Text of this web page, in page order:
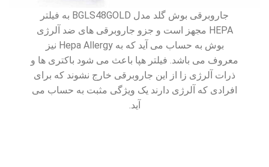
جاروبرقی بوش گلد مدل BGLS48GOLD به فیلتر
HEPA مجهز است و جزو جاروبرقی های ضد آلرژی
بوش به حساب می آید که به Hepa Allergy نیز
معروف می باشد. فیلتر هپا باعث می شود باکتری ها و
ذرات آلرژی زا از این جاروبرقی خارج نشوند که برای
افرادی که آلرژی دارند یک ویژگی مثبت به حساب می
آید.